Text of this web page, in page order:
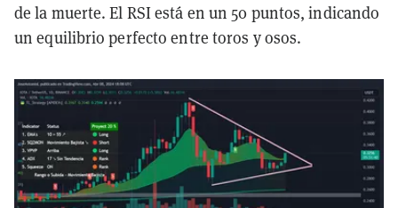
de la muerte. El RSI está en un 50 puntos, indicando
un equilibrio perfecto entre toros y osos.